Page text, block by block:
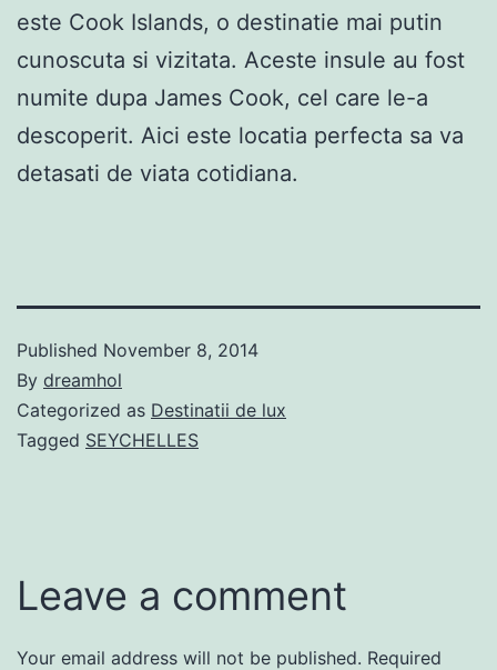
este Cook Islands, o destinatie mai putin
cunoscuta si vizitata. Aceste insule au fost
numite dupa James Cook, cel care le-a
descoperit. Aici este locatia perfecta sa va
detasati de viata cotidiana.
Published November 8, 2014
By dreamhol
Categorized as Destinatii de lux
Tagged SEYCHELLES
Leave a comment
Your email address will not be published. Required